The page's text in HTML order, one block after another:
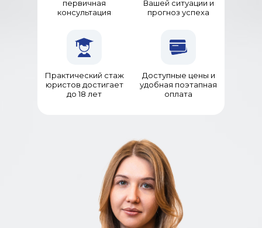
первичная
консультация
Вашей ситуации и
прогноз успеха
Практический стаж
юристов достигает
до 18 лет
Доступные цены и
удобная поэтапная
оплата